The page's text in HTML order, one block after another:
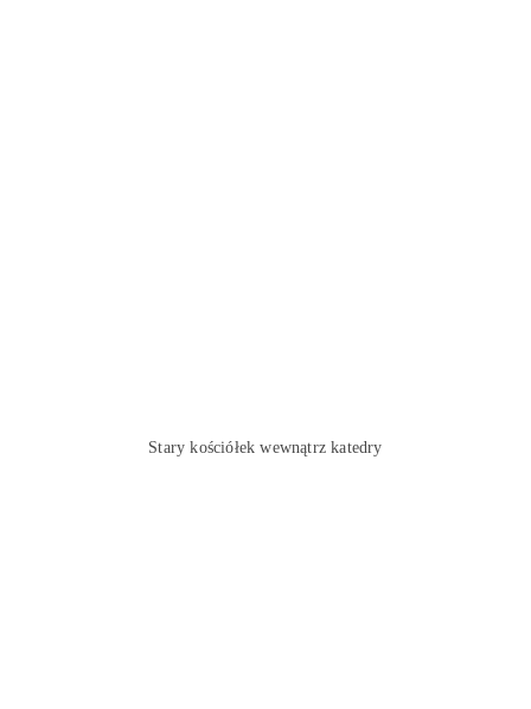
Stary kościółek wewnątrz katedry